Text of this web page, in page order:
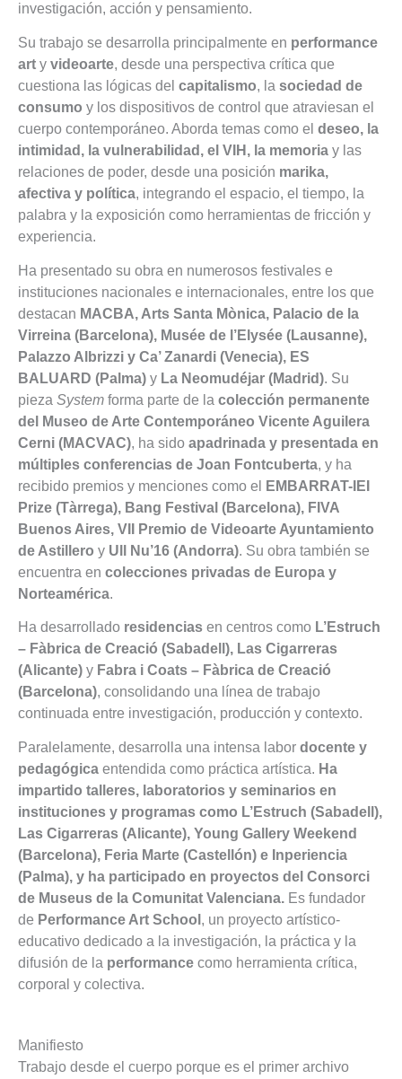
investigación, acción y pensamiento.
Su trabajo se desarrolla principalmente en performance
art y videoarte, desde una perspectiva crítica que
cuestiona las lógicas del capitalismo, la sociedad de
consumo y los dispositivos de control que atraviesan el
cuerpo contemporáneo. Aborda temas como el deseo, la
intimidad, la vulnerabilidad, el VIH, la memoria y las
relaciones de poder, desde una posición marika,
afectiva y política, integrando el espacio, el tiempo, la
palabra y la exposición como herramientas de fricción y
experiencia.
Ha presentado su obra en numerosos festivales e
instituciones nacionales e internacionales, entre los que
destacan MACBA, Arts Santa Mònica, Palacio de la
Virreina (Barcelona), Musée de l’Elysée (Lausanne),
Palazzo Albrizzi y Ca’ Zanardi (Venecia), ES
BALUARD (Palma) y La Neomudéjar (Madrid). Su
pieza System forma parte de la colección permanente
del Museo de Arte Contemporáneo Vicente Aguilera
Cerni (MACVAC), ha sido apadrinada y presentada en
múltiples conferencias de Joan Fontcuberta, y ha
recibido premios y menciones como el
EMBARRAT-IEI
Prize (Tàrrega), Bang Festival (Barcelona), FIVA
Buenos Aires, VII Premio de Videoarte Ayuntamiento
de Astillero y Ull Nu’16 (Andorra). Su obra también se
encuentra en colecciones privadas de Europa y
Norteamérica.
Ha desarrollado residencias en centros como L’Estruch
– Fàbrica de Creació (Sabadell), Las Cigarreras
(Alicante) y Fabra i Coats – Fàbrica de Creació
(Barcelona), consolidando una línea de trabajo
continuada entre investigación, producción y contexto.
Paralelamente, desarrolla una intensa labor docente y
pedagógica entendida como práctica artística. Ha
impartido talleres, laboratorios y seminarios en
instituciones y programas como L’Estruch (Sabadell),
Las Cigarreras (Alicante), Young Gallery Weekend
(Barcelona), Feria Marte (Castellón) e Inperiencia
(Palma), y ha participado en proyectos del Consorci
de Museus de la Comunitat Valenciana. Es fundador
de Performance Art School , un proyecto artístico-
educativo dedicado a la investigación, la práctica y la
difusión de la performance como herramienta crítica,
corporal y colectiva.
Manifiesto
Trabajo desde el cuerpo porque es el primer archivo